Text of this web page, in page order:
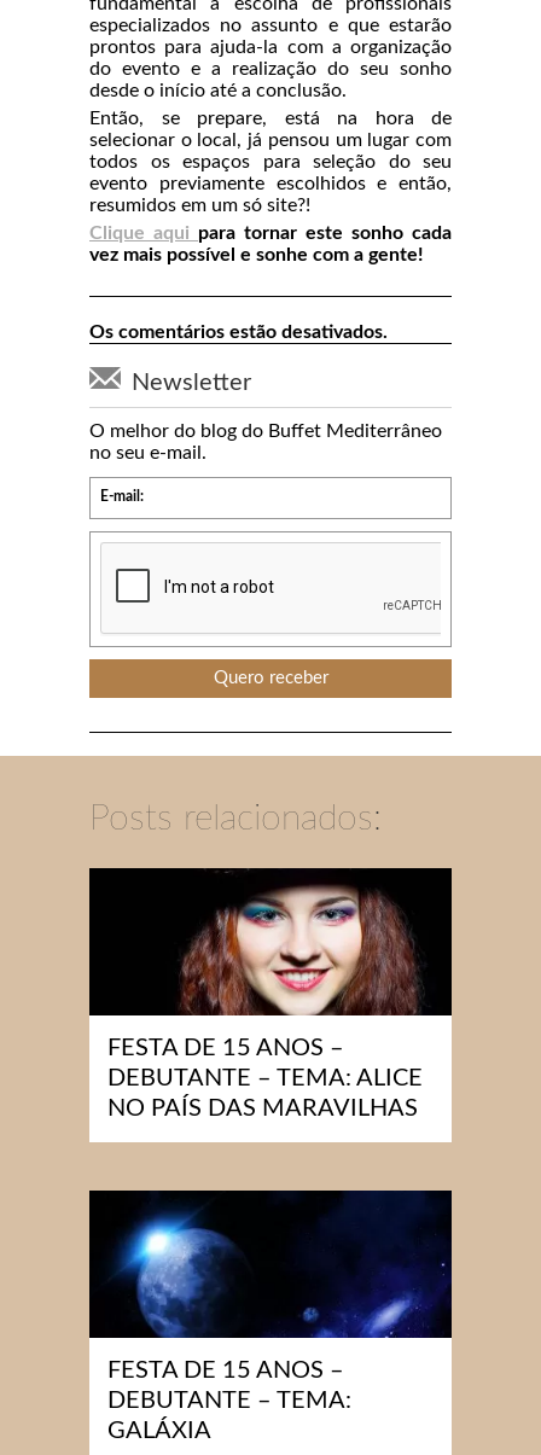
fundamental a escolha de profissionais
especializados no assunto e que estarão
prontos para ajuda-la com a organização
do evento e a realização do seu sonho
desde o início até a conclusão.
Então, se prepare, está na hora de
selecionar o local, já pensou um lugar com
todos os espaços para seleção do seu
evento previamente escolhidos e então,
resumidos em um só site?!
Clique aqui para tornar este sonho cada
vez mais possível e sonhe com a gente!
Os comentários estão desativados.
Newsletter
O melhor do blog do Buffet Mediterrâneo
no seu e-mail.
E-mail:
Posts relacionados:
FESTA DE 15 ANOS –
DEBUTANTE – TEMA: ALICE
NO PAÍS DAS MARAVILHAS
FESTA DE 15 ANOS –
DEBUTANTE – TEMA:
GALÁXIA